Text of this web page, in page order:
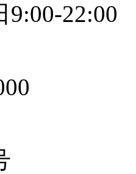
9:00-22:00